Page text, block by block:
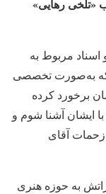
«تلخی رهایی»
مربوط به
که به‌صورت تخصصی
برخورد کرده
ایشان آشنا شوم و
آقای
به حوزه هنری